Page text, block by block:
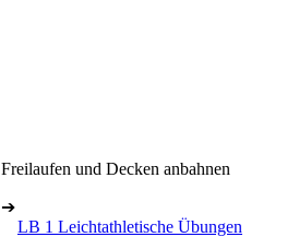
Freilaufen und Decken anbahnen
➔
LB 1 Leichtathletische Übungen